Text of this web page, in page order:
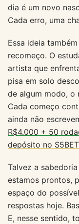
dia é um novo
Cada erro, uma
Essa ideia
recomeço. O
artista que
pisa em solo
de algum modo, o
Cada começo
ainda não
R$4.000 + 50
depósito no S5BET
Talvez a
estamos prontos,
espaço do
respostas hoje.
E, nesse sentido,